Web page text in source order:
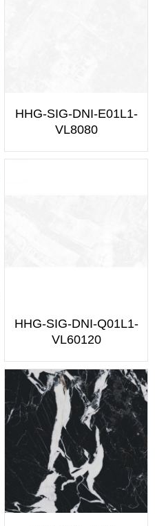
HHG-SIG-DNI-E01L1-
VL8080
HHG-SIG-DNI-Q01L1-
VL60120